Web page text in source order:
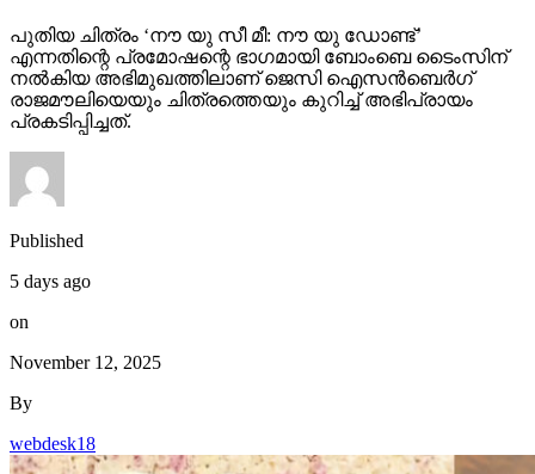
പുതിയ ചിത്രം ‘നൗ യു സീ മീ: നൗ യു ഡോണ്ട്’
എന്നതിന്റെ പ്രമോഷന്റെ ഭാഗമായി ബോംബെ ടൈംസിന്
നല്‍കിയ അഭിമുഖത്തിലാണ് ജെസി ഐസന്‍ബെര്‍ഗ്
രാജമൗലിയെയും ചിത്രത്തെയും കുറിച്ച് അഭിപ്രായം
പ്രകടിപ്പിച്ചത്.
Published
5 days ago
on
November 12, 2025
By
webdesk18